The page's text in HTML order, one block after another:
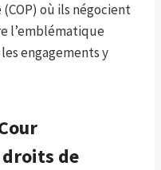
où ils négocient
l’emblématique
engagements y
de